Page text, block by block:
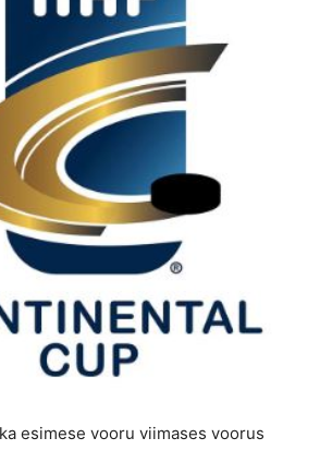
esimese vooru viimases voorus